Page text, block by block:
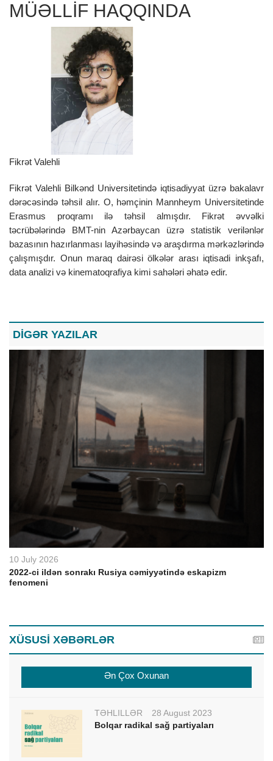
MÜƏLLİF HAQQINDA
Fikrət Valehli
Fikrət Valehli Bilkənd Universitetində iqtisadiyyat üzrə bakalavr
dərəcəsində təhsil alır. O, həmçinin Mannheym Universitetinde
Erasmus proqramı ilə təhsil almışdır. Fikrət əvvəlki
təcrübələrində BMT-nin Azərbaycan üzrə statistik verilənlər
bazasının hazırlanması layihəsində və araşdırma mərkəzlərində
çalışmışdır. Onun maraq dairəsi ölkələr arası iqtisadi inkşafı,
data analizi və kinematoqrafiya kimi sahələri əhatə edir.
DİGƏR YAZILAR
10 July 2026
2022-ci ildən sonrakı Rusiya cəmiyyətində eskapizm
fenomeni
XÜSUSİ XƏBƏRLƏR
Ən Çox Oxunan
TƏHLİLLƏR
28 August 2023
Bolqar radikal sağ partiyaları